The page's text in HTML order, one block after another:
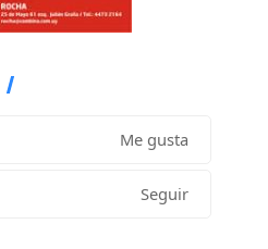
Me gusta
Seguir